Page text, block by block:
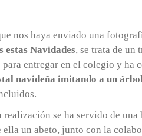
nos haya enviado una
estas Navidades, se trata de un
entregar en el colegio y ha
navideña imitando a un
realización se ha servido de
un abeto, junto con la